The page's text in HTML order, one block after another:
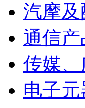
汽摩及
通信产
传媒、
电子元